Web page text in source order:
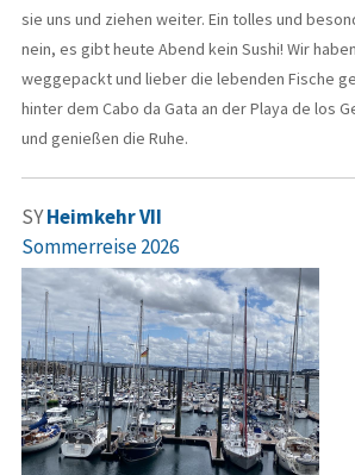
sie uns und ziehen weiter. Ein tolles und
nein, es gibt heute Abend kein Sushi! Wir
weggepackt und lieber die lebenden Fische
hinter dem Cabo da Gata an der Playa de los
und genießen die Ruhe.
SYHeimkehr VII
Sommerreise 2026